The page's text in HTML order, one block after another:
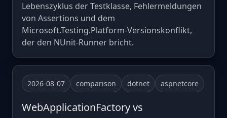
Lebenszyklus der Testklasse, Fehlermeldungen
von Assertions und dem
Microsoft.Testing.Platform-Versionskonflikt,
der den NUnit-Runner bricht.
2026-08-07 comparison dotnet aspnetcore
WebApplicationFactory vs